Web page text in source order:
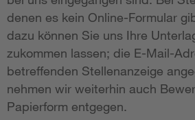
denen es kein Online-Formular
dazu können Sie uns Ihre
zukommen lassen; die E-Mail-
betreffenden Stellenanzeige
nehmen wir weiterhin auch
Papierform entgegen.